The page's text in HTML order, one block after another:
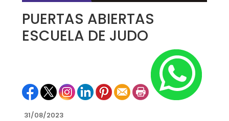
PUERTAS ABIERTAS
ESCUELA DE JUDO
31/08/2023